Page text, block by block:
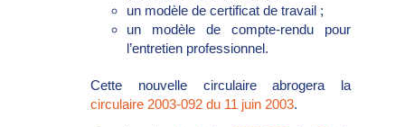
un modèle de certificat de travail ;
un modèle de compte-rendu pour
l’entretien professionnel.
Cette nouvelle circulaire abrogera la
circulaire 2003-092 du 11 juin 2003.